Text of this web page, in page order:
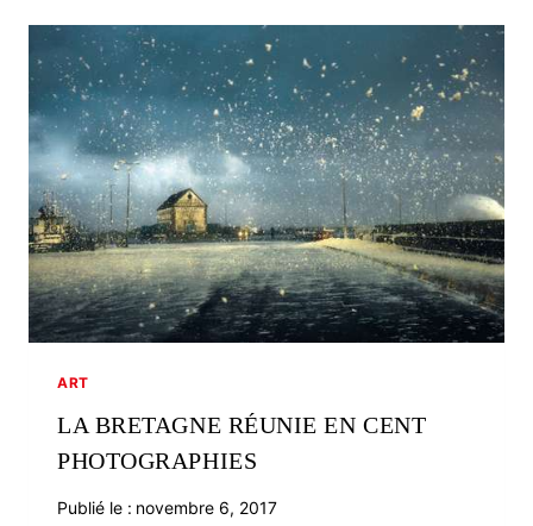
PEINTRE
ART
LA BRETAGNE RÉUNIE EN CENT
PHOTOGRAPHIES
Publié le : novembre 6, 2017